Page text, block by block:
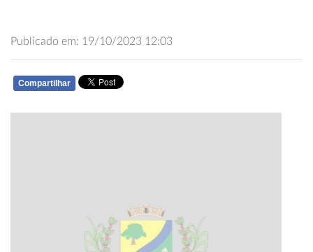
Publicado em: 19/10/2023 12:03
Compartilhar